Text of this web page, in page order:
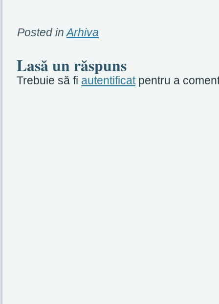
Posted in Arhiva
Lasă un răspuns
Trebuie să fi autentificatpentru a